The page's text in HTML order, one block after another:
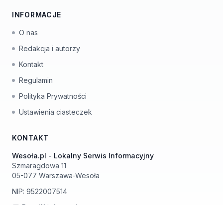
INFORMACJE
O nas
Redakcja i autorzy
Kontakt
Regulamin
Polityka Prywatności
Ustawienia ciasteczek
KONTAKT
Wesoła.pl - Lokalny Serwis Informacyjny
Szmaragdowa 11
05-077 Warszawa-Wesoła
NIP: 9522007514